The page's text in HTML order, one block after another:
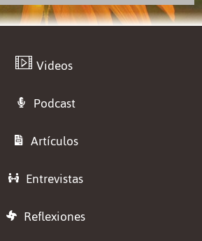
Videos
Podcast
Artículos
Entrevistas
Reflexiones